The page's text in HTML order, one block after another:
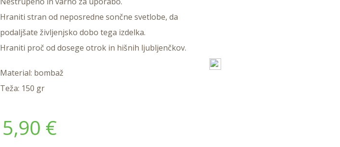
Hraniti stran od neposredne sončne svetlobe, da
podaljšate življenjsko dobo tega izdelka.
Hraniti proč od dosege otrok in hišnih ljubljenčkov.
Material: bombaž
Teža: 150 gr
5,90 €